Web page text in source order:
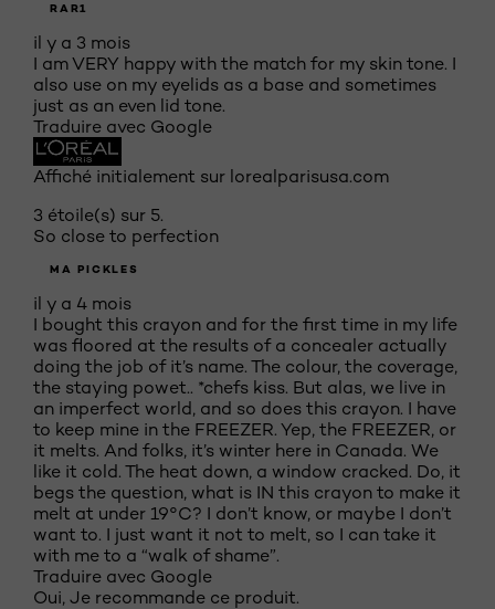
RAR1
il y a 3 mois
I am VERY happy with the match for my skin tone. I
also use on my eyelids as a base and sometimes
just as an even lid tone.
Traduire avec Google
Affiché initialement sur lorealparisusa.com
3 étoile(s) sur 5.
So close to perfection
MA PICKLES
il y a 4 mois
I bought this crayon and for the first time in my life
was floored at the results of a concealer actually
doing the job of it’s name. The colour, the coverage,
the staying powet.. *chefs kiss. But alas, we live in
an imperfect world, and so does this crayon. I have
to keep mine in the FREEZER. Yep, the FREEZER, or
it melts. And folks, it’s winter here in Canada. We
like it cold. The heat down, a window cracked. Do, it
begs the question, what is IN this crayon to make it
melt at under 19°C? I don’t know, or maybe I don’t
want to. I just want it not to melt, so I can take it
with me to a “walk of shame”.
Traduire avec Google
Oui, Je recommande ce produit.